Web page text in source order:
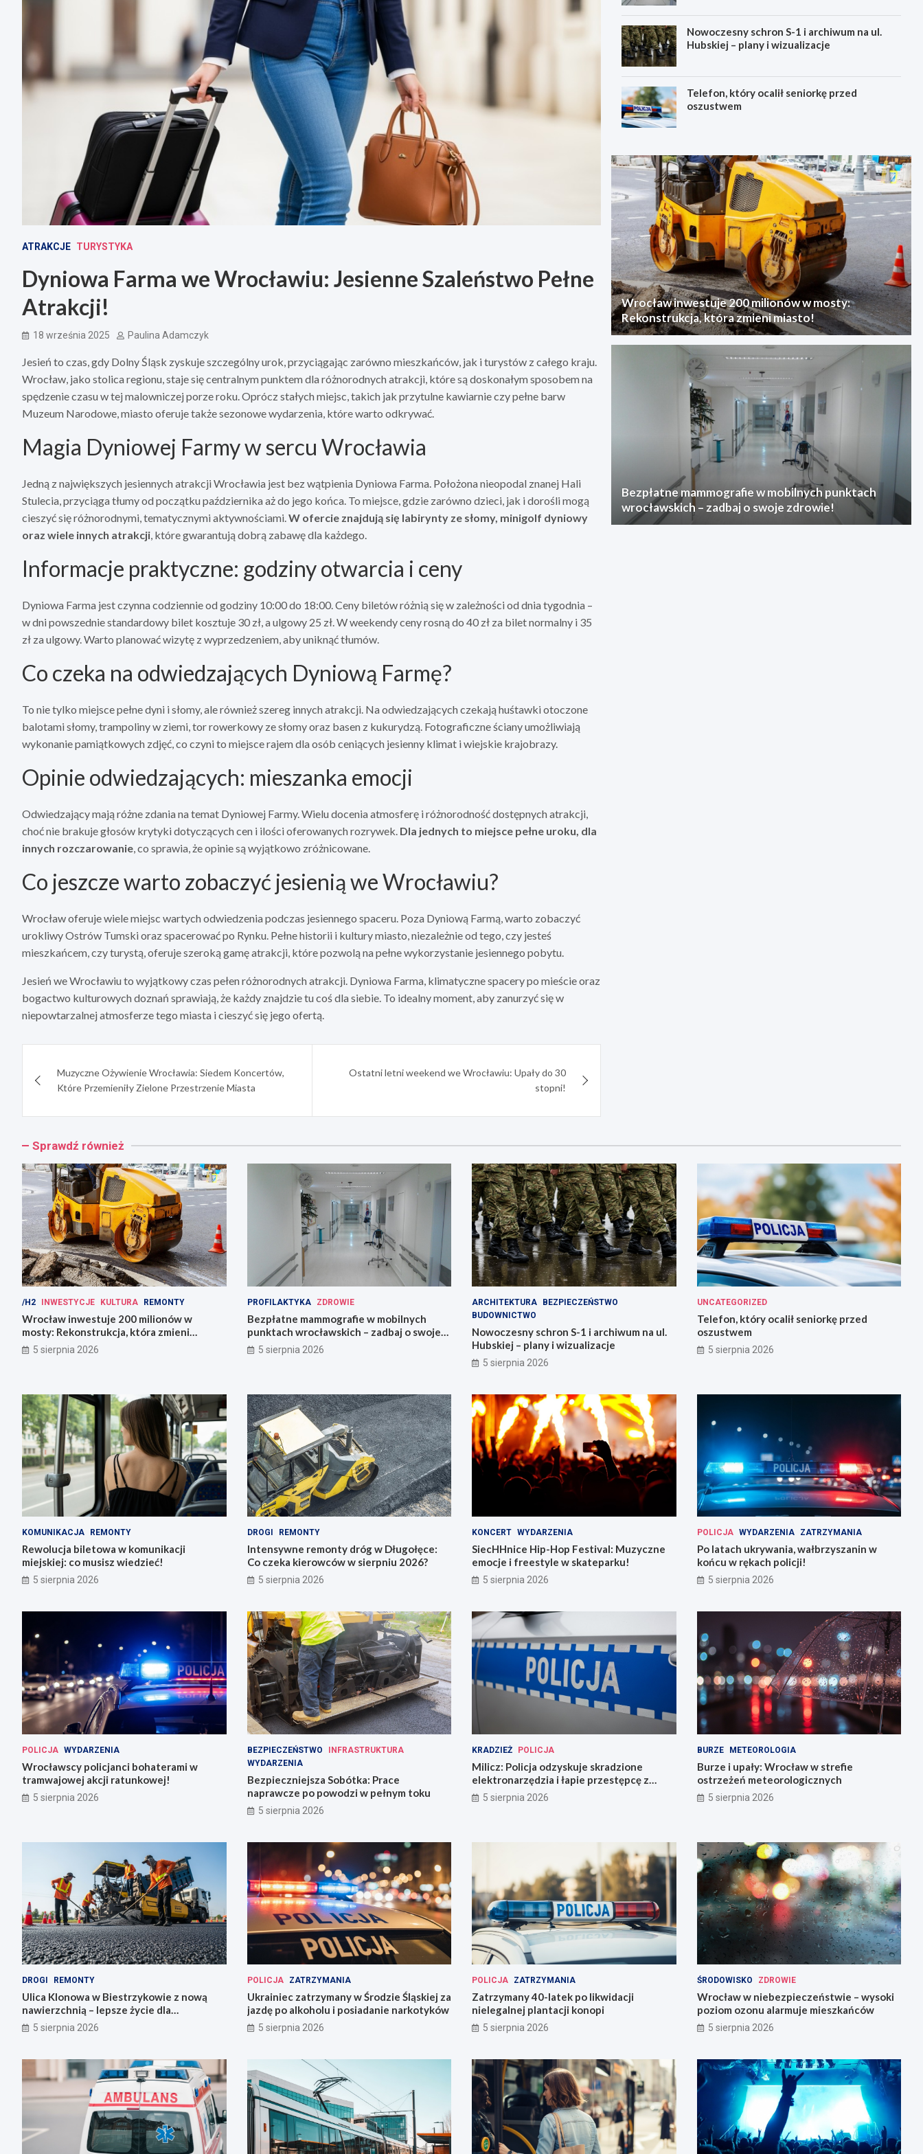
ATRAKCJE TURYSTYKA
Dyniowa Farma we Wrocławiu: Jesienne Szaleństwo Pełne
Atrakcji!
18 września 2025 Paulina Adamczyk
Jesień to czas, gdy Dolny Śląsk zyskuje szczególny urok, przyciągając zarówno mieszkańców, jak i turystów z całego kraju.
Wrocław, jako stolica regionu, staje się centralnym punktem dla różnorodnych atrakcji, które są doskonałym sposobem na
spędzenie czasu w tej malowniczej porze roku. Oprócz stałych miejsc, takich jak przytulne kawiarnie czy pełne barw
Muzeum Narodowe, miasto oferuje także sezonowe wydarzenia, które warto odkrywać.
Magia Dyniowej Farmy w sercu Wrocławia
Jedną z największych jesiennych atrakcji Wrocławia jest bez wątpienia Dyniowa Farma. Położona nieopodal znanej Hali
Stulecia, przyciąga tłumy od początku października aż do jego końca. To miejsce, gdzie zarówno dzieci, jak i dorośli mogą
cieszyć się różnorodnymi, tematycznymi aktywnościami.W ofercie znajdują się labirynty ze słomy, minigolf dyniowy
oraz wiele innych atrakcji, które gwarantują dobrą zabawę dla każdego.
Informacje praktyczne: godziny otwarcia i ceny
Dyniowa Farma jest czynna codziennie od godziny 10:00 do 18:00. Ceny biletów różnią się w zależności od dnia tygodnia –
w dni powszednie standardowy bilet kosztuje 30 zł, a ulgowy 25 zł. W weekendy ceny rosną do 40 zł za bilet normalny i 35
zł za ulgowy. Warto planować wizytę z wyprzedzeniem, aby uniknąć tłumów.
Co czeka na odwiedzających Dyniową Farmę?
To nie tylko miejsce pełne dyni i słomy, ale również szereg innych atrakcji. Na odwiedzających czekają huśtawki otoczone
balotami słomy, trampoliny w ziemi, tor rowerkowy ze słomy oraz basen z kukurydzą. Fotograficzne ściany umożliwiają
wykonanie pamiątkowych zdjęć, co czyni to miejsce rajem dla osób ceniących jesienny klimat i wiejskie krajobrazy.
Opinie odwiedzających: mieszanka emocji
Odwiedzający mają różne zdania na temat Dyniowej Farmy. Wielu docenia atmosferę i różnorodność dostępnych atrakcji,
choć nie brakuje głosów krytyki dotyczących cen i ilości oferowanych rozrywek. Dla jednych to miejsce pełne uroku, dla
innych rozczarowanie, co sprawia, że opinie są wyjątkowo zróżnicowane.
Co jeszcze warto zobaczyć jesienią we Wrocławiu?
Wrocław oferuje wiele miejsc wartych odwiedzenia podczas jesiennego spaceru. Poza Dyniową Farmą, warto zobaczyć
urokliwy Ostrów Tumski oraz spacerować po Rynku. Pełne historii i kultury miasto, niezależnie od tego, czy jesteś
mieszkańcem, czy turystą, oferuje szeroką gamę atrakcji, które pozwolą na pełne wykorzystanie jesiennego pobytu.
Jesień we Wrocławiu to wyjątkowy czas pełen różnorodnych atrakcji. Dyniowa Farma, klimatyczne spacery po mieście oraz
bogactwo kulturowych doznań sprawiają, że każdy znajdzie tu coś dla siebie. To idealny moment, aby zanurzyć się w
niepowtarzalnej atmosferze tego miasta i cieszyć się jego ofertą.
wpisuMuzyczne Ożywienie Wrocławia: Siedem Koncertów,
Które Przemieniły Zielone Przestrzenie Miasta
Ostatni letni weekend we Wrocławiu: Upały do 30
stopni!
Nowoczesny schron S-1 i archiwum na ul.
Hubskiej – plany i wizualizacje
Telefon, który ocalił seniorkę przed
oszustwem
Wrocław inwestuje 200 milionów w mosty:
Rekonstrukcja, która zmieni miasto!
Bezpłatne mammografie w mobilnych punktach
wrocławskich – zadbaj o swoje zdrowie!
Sprawdź również
/H2 INWESTYCJE KULTURA REMONTY
Wrocław inwestuje 200 milionów w
mosty: Rekonstrukcja, która zmieni
miasto!
5 sierpnia 2026
PROFILAKTYKA ZDROWIE
Bezpłatne mammografie w mobilnych
punktach wrocławskich – zadbaj o swoje
zdrowie!
5 sierpnia 2026
ARCHITEKTURA
BEZPIECZEŃSTWO
BUDOWNICTWO
Nowoczesny schron S-1 i archiwum na ul.
Hubskiej – plany i wizualizacje
5 sierpnia 2026
UNCATEGORIZED
Telefon, który ocalił seniorkę przed
oszustwem
5 sierpnia 2026
KOMUNIKACJA REMONTY
Rewolucja biletowa w komunikacji
miejskiej: co musisz wiedzieć!
5 sierpnia 2026
DROGI REMONTY
Intensywne remonty dróg w Długołęce:
Co czeka kierowców w sierpniu 2026?
5 sierpnia 2026
KONCERT WYDARZENIA
SiecHHnice Hip-Hop Festival: Muzyczne
emocje i freestyle w skateparku!
5 sierpnia 2026
POLICJA WYDARZENIA ZATRZYMANIA
Po latach ukrywania, wałbrzyszanin w
końcu w rękach policji!
5 sierpnia 2026
POLICJA WYDARZENIA
Wrocławscy policjanci bohaterami w
tramwajowej akcji ratunkowej!
5 sierpnia 2026
BEZPIECZEŃSTWO
INFRASTRUKTURA
WYDARZENIA
Bezpieczniejsza Sobótka: Prace
naprawcze po powodzi w pełnym toku
5 sierpnia 2026
KRADZIEŻ POLICJA
Milicz: Policja odzyskuje skradzione
elektronarzędzia i łapie przestępcę z
narkotykami
5 sierpnia 2026
BURZE METEOROLOGIA
Burze i upały: Wrocław w strefie
ostrzeżeń meteorologicznych
5 sierpnia 2026
DROGI REMONTY
Ulica Klonowa w Biestrzykowie z nową
nawierzchnią – lepsze życie dla
mieszkańców!
5 sierpnia 2026
POLICJA ZATRZYMANIA
Ukrainiec zatrzymany w Środzie Śląskiej za
jazdę po alkoholu i posiadanie narkotyków
5 sierpnia 2026
POLICJA ZATRZYMANIA
Zatrzymany 40-latek po likwidacji
nielegalnej plantacji konopi
5 sierpnia 2026
ŚRODOWISKO ZDROWIE
Wrocław w niebezpieczeństwie – wysoki
poziom ozonu alarmuje mieszkańców
5 sierpnia 2026